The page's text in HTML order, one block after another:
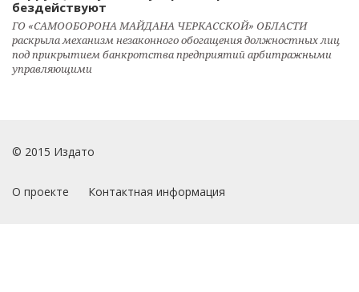
бездействуют
ГО «САМООБОРОНА МАЙДАНА ЧЕРКАССКОЙ» ОБЛАСТИ
раскрыла механизм незаконного обогащения должностных лиц
под прикрытием банкротства предприятий арбитражными
управляющими
© 2015 Издато
О проекте Контактная информация